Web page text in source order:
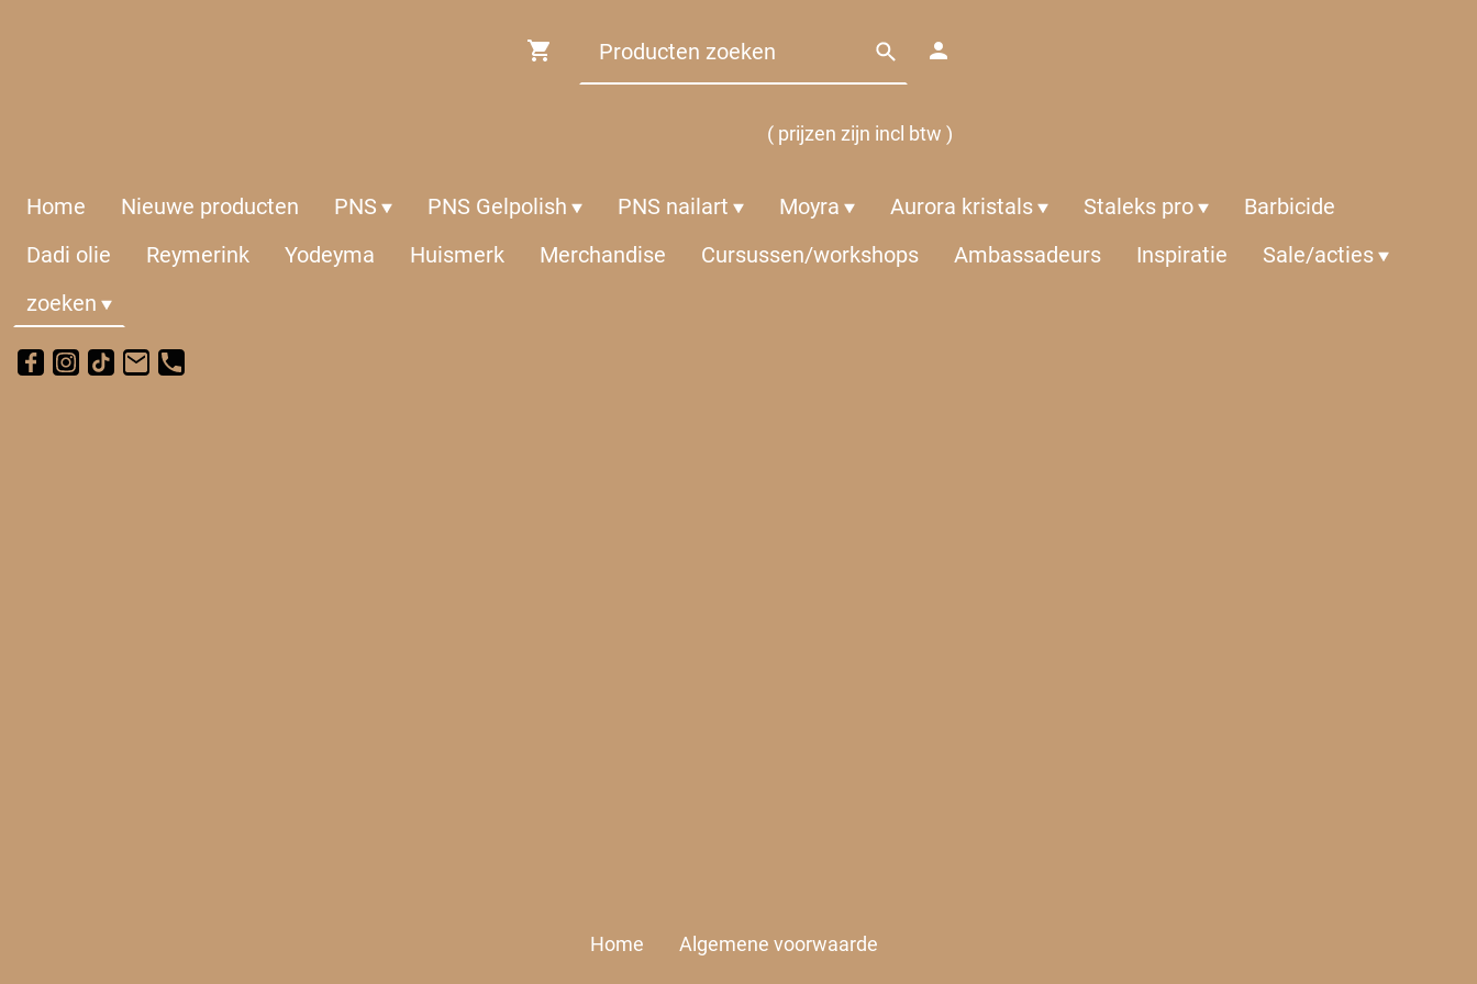
( prijzen zijn incl btw )
Home Nieuwe producten PNS PNS Gelpolish PNS nailart Moyra Aurora kristals Staleks pro
Barbicide
Dadi olie
Reymerink Yodeyma Huismerk Merchandise Cursussen/workshops Ambassadeurs Inspiratie
Sale/acties
zoeken
Home Algemene voorwaarde